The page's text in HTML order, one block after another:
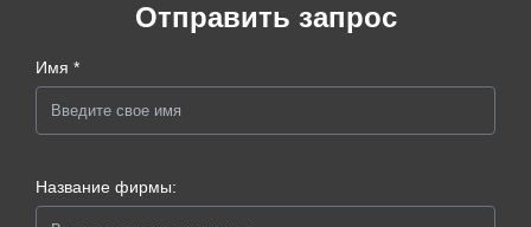
Отправить запрос
Имя *
Название фирмы: